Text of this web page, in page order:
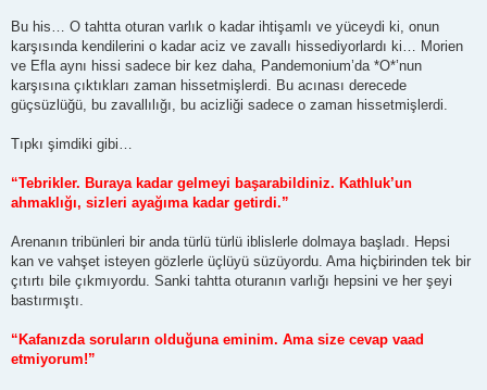
Bu his… O tahtta oturan varlık o kadar ihtişamlı ve yüceydi ki, onun
karşısında kendilerini o kadar aciz ve zavallı hissediyorlardı ki… Morien
ve Efla aynı hissi sadece bir kez daha, Pandemonium’da *O*’nun
karşısına çıktıkları zaman hissetmişlerdi. Bu acınası derecede
güçsüzlüğü, bu zavallılığı, bu acizliği sadece o zaman hissetmişlerdi.
Tıpkı şimdiki gibi…
“Tebrikler. Buraya kadar gelmeyi başarabildiniz. Kathluk’un
ahmaklığı, sizleri ayağıma kadar getirdi.”
Arenanın tribünleri bir anda türlü türlü iblislerle dolmaya başladı. Hepsi
kan ve vahşet isteyen gözlerle üçlüyü süzüyordu. Ama hiçbirinden tek bir
çıtırtı bile çıkmıyordu. Sanki tahtta oturanın varlığı hepsini ve her şeyi
bastırmıştı.
“Kafanızda soruların olduğuna eminim. Ama size cevap vaad
etmiyorum!”